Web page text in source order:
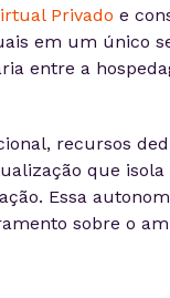
Privado e
em um único
entre a
recursos
que isola
Essa
sobre o